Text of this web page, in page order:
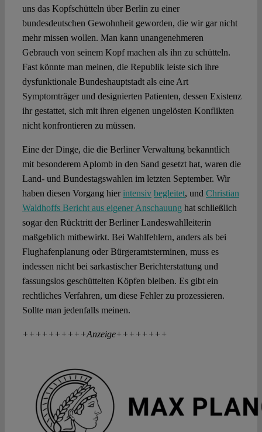
uns das Kopfschütteln über Berlin zu einer
bundesdeutschen Gewohnheit geworden, die wir gar nicht
mehr missen wollen. Man kann unangenehmeren
Gebrauch von seinem Kopf machen als ihn zu schütteln.
Fast könnte man meinen, die Republik leiste sich ihre
dysfunktionale Bundeshauptstadt als eine Art
Symptomträger und designierten Patienten, dessen Existenz
ihr gestattet, sich mit ihren eigenen ungelösten Konflikten
nicht konfrontieren zu müssen.
Eine der Dinge, die die Berliner Verwaltung bekanntlich
mit besonderem Aplomb in den Sand gesetzt hat, waren die
Land- und Bundestagswahlen im letzten September. Wir
haben diesen Vorgang hier intensiv begleitet, und Christian
Waldhoffs Bericht aus eigener Anschauung hat schließlich
sogar den Rücktritt der Berliner Landeswahlleiterin
maßgeblich mitbewirkt. Bei Wahlfehlern, anders als bei
Flughafenplanung oder Bürgeramtsterminen, muss es
indessen nicht bei sarkastischer Berichterstattung und
fassungslos geschüttelten Köpfen bleiben. Es gibt ein
rechtliches Verfahren, um diese Fehler zu prozessieren.
Sollte man jedenfalls meinen.
++++++++++Anzeige++++++++